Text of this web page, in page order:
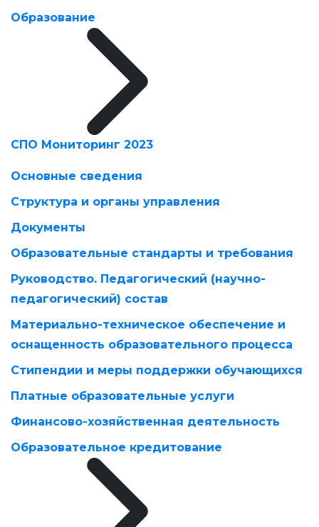
Образование
СПО Мониторинг 2023
Основные сведения
Структура и органы управления
Документы
Образовательные стандарты и требования
Руководство. Педагогический (научно-
педагогический) состав
Материально-техническое обеспечение и
оснащенность образовательного процесса
Стипендии и меры поддержки обучающихся
Платные образовательные услуги
Финансово-хозяйственная деятельность
Образовательное кредитование